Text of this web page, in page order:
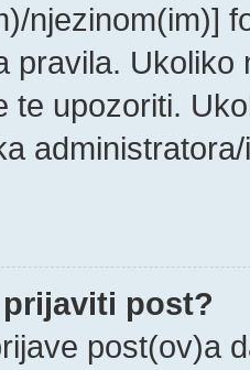
njezinom(im)]
pravila.
te upozoriti.
post?
post(ov)a